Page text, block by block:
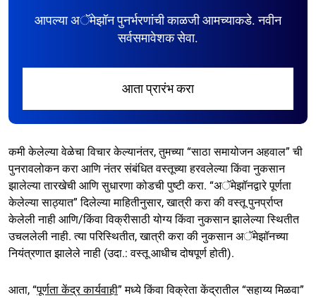
आपल्या अॅमेझॉन पुनर्भरणांची काळजी आमच्याकडे. नवीन
सर्वसमावेशक सेवा.
आता प्रारंभ करा
कमी केलेल्या वेळेचा विचार केल्यानंतर, तुमच्या “साठा समायोजन अहवाल” ची
पुनरावलोकन करा आणि नंतर संबंधित वस्तूच्या हरवलेल्या किंवा नुकसान
झालेल्या तारखेची आणि सुधारणा कोडची पुष्टी करा. “अॅमेझॉनद्वारे पूर्णता
केलेल्या साठ्यात” दिलेल्या माहितीनुसार, खात्री करा की वस्तू पुनर्प्राप्त
केलेली नाही आणि/किंवा विक्रीसाठी योग्य किंवा नुकसान झालेल्या स्थितीत
उचललेली नाही. त्या परिस्थितीत, खात्री करा की नुकसान अॅमेझॉनच्या
नियंत्रणात झालेले नाही (उदा.: वस्तू आधीच दोषपूर्ण होती).
आता, “पूर्णता केंद्र कार्यवाही” मध्ये किंवा विक्रेता केंद्रातील “सहाय्य मिळवा”